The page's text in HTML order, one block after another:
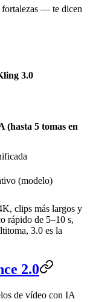
fortalezas — te dicen
3.0
(hasta 5 tomas en
(modelo)
clips más largos y
rápido de 5–10 s,
3.0 es la
2.0
de vídeo con IA